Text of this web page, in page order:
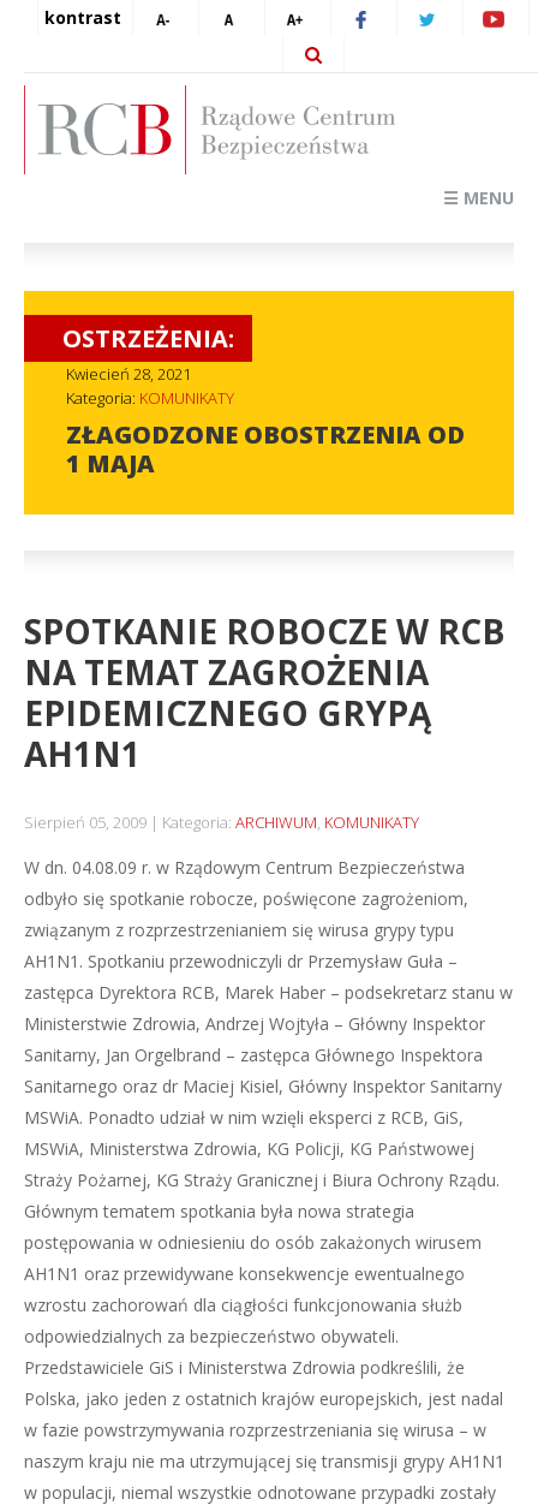
kontrast
☰ MENU
OSTRZEŻENIA:
Kwiecień 28, 2021
Kategoria: KOMUNIKATY
ZŁAGODZONE OBOSTRZENIA OD
1 MAJA
SPOTKANIE ROBOCZE W RCB
NA TEMAT ZAGROŻENIA
EPIDEMICZNEGO GRYPĄ
AH1N1
Sierpień 05, 2009 Kategoria: ARCHIWUM, KOMUNIKATY
W dn. 04.08.09 r. w Rządowym Centrum Bezpieczeństwa
odbyło się spotkanie robocze, poświęcone zagrożeniom,
związanym z rozprzestrzenianiem się wirusa grypy typu
AH1N1. Spotkaniu przewodniczyli dr Przemysław Guła –
zastępca Dyrektora RCB, Marek Haber – podsekretarz stanu w
Ministerstwie Zdrowia, Andrzej Wojtyła – Główny Inspektor
Sanitarny, Jan Orgelbrand – zastępca Głównego Inspektora
Sanitarnego oraz dr Maciej Kisiel, Główny Inspektor Sanitarny
MSWiA. Ponadto udział w nim wzięli eksperci z RCB, GiS,
MSWiA, Ministerstwa Zdrowia, KG Policji, KG Państwowej
Straży Pożarnej, KG Straży Granicznej i Biura Ochrony Rządu.
Głównym tematem spotkania była nowa strategia
postępowania w odniesieniu do osób zakażonych wirusem
AH1N1 oraz przewidywane konsekwencje ewentualnego
wzrostu zachorowań dla ciągłości funkcjonowania służb
odpowiedzialnych za bezpieczeństwo obywateli.
Przedstawiciele GiS i Ministerstwa Zdrowia podkreślili, że
Polska, jako jeden z ostatnich krajów europejskich, jest nadal
w fazie powstrzymywania rozprzestrzeniania się wirusa – w
naszym kraju nie ma utrzymującej się transmisji grypy AH1N1
w populacji, niemal wszystkie odnotowane przypadki zostały